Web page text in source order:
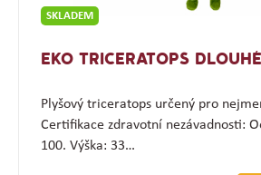
SKLADEM
EKO TRICERATOPS
Plyšový triceratops určený pro
Certifikace zdravotní nezávadnosti:
100. Výška: 33…